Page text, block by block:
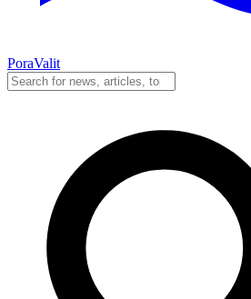
PoraValit